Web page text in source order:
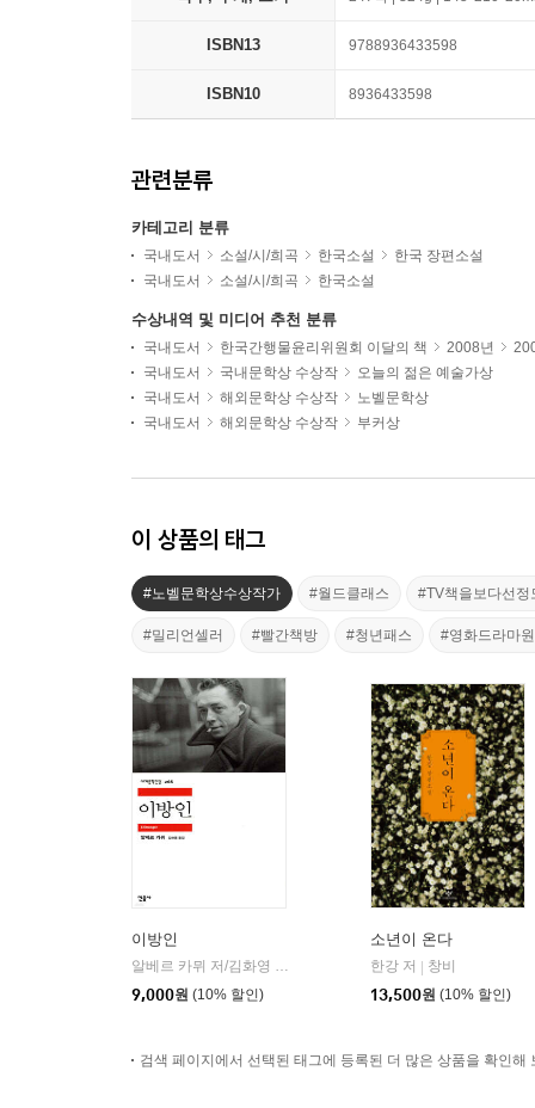
ISBN13 9788936433598
ISBN10 8936433598
관련분류
카테고리 분류
국내도서 소설/시/희곡 한국소설
한국 장편소설
국내도서
소설/시/희곡 한국소설
수상내역 및 미디어 추천 분류
국내도서 한국간행물윤리위원회 이달의 책 2008년
국내도서
국내문학상 수상작
오늘의 젊은 예술가상
국내도서
해외문학상 수상작
노벨문학상
국내도서
해외문학상 수상작 부커상
이 상품의 태그
#노벨문학상수상작가 #월드클래스 #TV책을보다선정
#밀리언셀러 #빨간책방 #청년패스 #영화드라마
이방인
알베르 카뮈 저/김화영 역
9,000원 (10% 할인)
소년이 온다
한강 저
창비
13,500원 (10% 할인)
검색 페이지에서 선택된 태그에 등록된 더 많은 상품을 확인해